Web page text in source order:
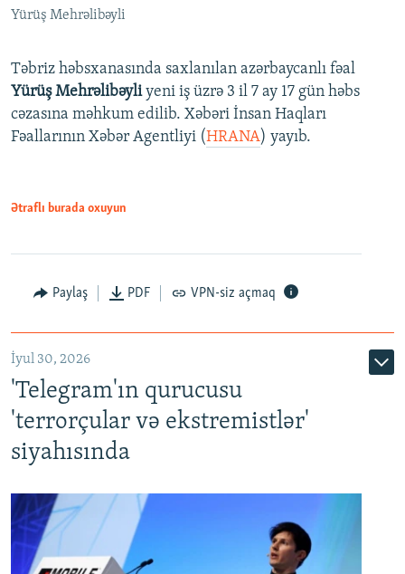
Yürüş Mehrəlibəyli
Təbriz həbsxanasında saxlanılan azərbaycanlı fəal
Yürüş Mehrəlibəyliyeni iş üzrə 3 il 7 ay 17 gün həbs
cəzasına məhkum edilib. Xəbəri İnsan Haqları
Fəallarının Xəbər Agentliyi (HRANA) yayıb.
Ətraflı burada oxuyun
Paylaş PDF VPN-siz açmaq
İyul 30, 2026
'Telegram'ın qurucusu
'terrorçular və ekstremistlər'
siyahısında